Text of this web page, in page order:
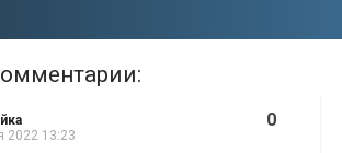
2022 13:23
0